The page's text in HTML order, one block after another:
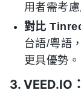
用者需考慮
對比
台語/粵語
更具優勢。
3. VEED.IO